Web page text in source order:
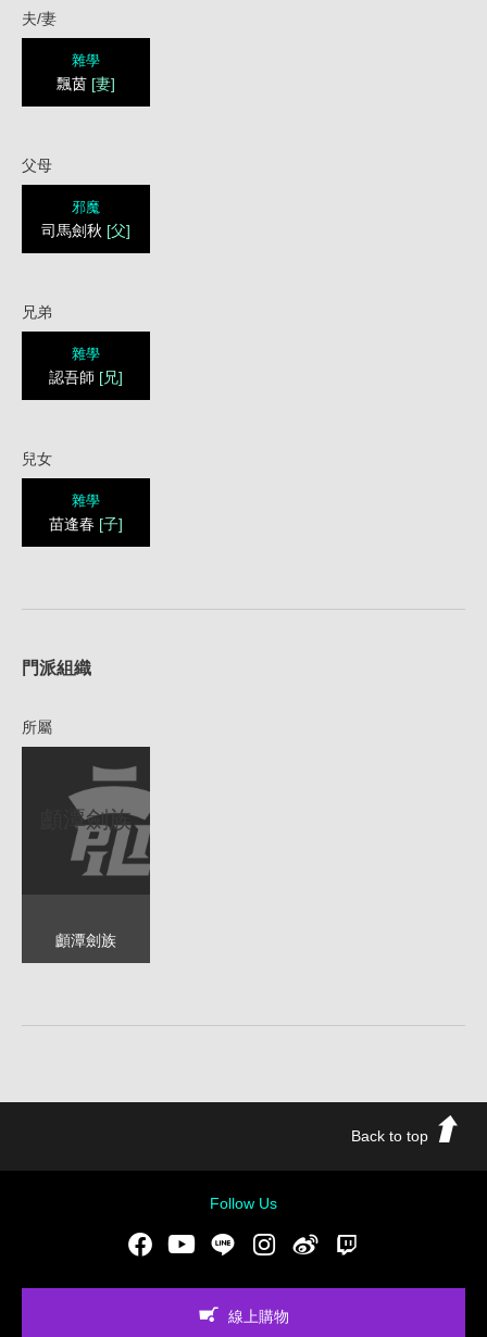
夫/妻
雜學
飄茵 [妻]
父母
邪魔
司馬劍秋 [父]
兄弟
雜學
認吾師 [兄]
兒女
雜學
苗逢春 [子]
門派組織
所屬
顱潭劍族
顱潭劍族
Back to top
Follow Us
FacebookYoutubeLINE Instgram新浪微博
線上購物